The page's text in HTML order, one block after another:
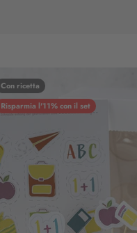
Con ricetta
Risparmia l'11% con il set